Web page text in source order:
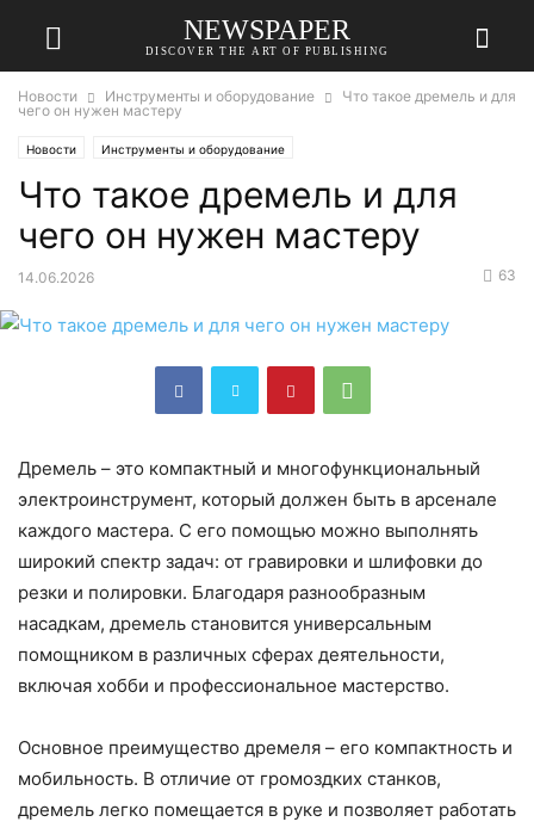
NEWSPAPER
DISCOVER THE ART OF PUBLISHING
Новости Инструменты и оборудование
Что такое дремель и для
чего он нужен мастеру
Новости Инструменты и оборудование
Что такое дремель и для
чего он нужен мастеру
14.06.2026 63
Дремель – это компактный и многофункциональный
электроинструмент, который должен быть в арсенале
каждого мастера. С его помощью можно выполнять
широкий спектр задач: от гравировки и шлифовки до
резки и полировки. Благодаря разнообразным
насадкам, дремель становится универсальным
помощником в различных сферах деятельности,
включая хобби и профессиональное мастерство.
Основное преимущество дремеля – его компактность и
мобильность. В отличие от громоздких станков,
дремель легко помещается в руке и позволяет работать